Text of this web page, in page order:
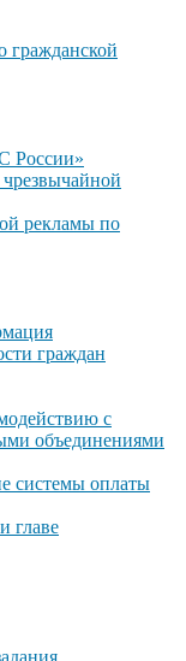
гражданской
России»
чрезвычайной
рекламы по
граждан
с
объединениями
системы оплаты
главе